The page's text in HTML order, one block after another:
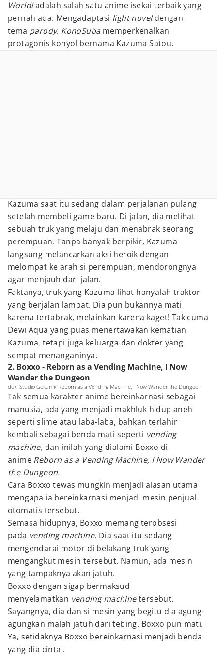
World!adalah salah satu anime isekai terbaik yang
pernah ada. Mengadaptasi light noveldengan
tema parody, KonoSuba memperkenalkan
protagonis konyol bernama Kazuma Satou.
Kazuma saat itu sedang dalam perjalanan pulang
setelah membeli game baru. Di jalan, dia melihat
sebuah truk yang melaju dan menabrak seorang
perempuan. Tanpa banyak berpikir, Kazuma
langsung melancarkan aksi heroik dengan
melompat ke arah si perempuan, mendorongnya
agar menjauh dari jalan.
Faktanya, truk yang Kazuma lihat hanyalah traktor
yang berjalan lambat. Dia pun bukannya mati
karena tertabrak, melainkan karena kaget! Tak cuma
Dewi Aqua yang puas menertawakan kematian
Kazuma, tetapi juga keluarga dan dokter yang
sempat menanganinya.
2. Boxxo - Reborn as a Vending Machine, I Now
Wander the Dungeon
dok. Studio Gokumi/ Reborn as a Vending Machine, I Now Wander the Dungeon
Tak semua karakter anime bereinkarnasi sebagai
manusia, ada yang menjadi makhluk hidup aneh
seperti slime atau laba-laba, bahkan terlahir
kembali sebagai benda mati seperti vending
machine, dan inilah yang dialami Boxxo di
anime Reborn as a Vending Machine, I Now Wander
the Dungeon.
Cara Boxxo tewas mungkin menjadi alasan utama
mengapa ia bereinkarnasi menjadi mesin penjual
otomatis tersebut.
Semasa hidupnya, Boxxo memang terobsesi
pada vending machine. Dia saat itu sedang
mengendarai motor di belakang truk yang
mengangkut mesin tersebut. Namun, ada mesin
yang tampaknya akan jatuh.
Boxxo dengan sigap bermaksud
menyelamatkan vending machinetersebut.
Sayangnya, dia dan si mesin yang begitu dia agung-
agungkan malah jatuh dari tebing. Boxxo pun mati.
Ya, setidaknya Boxxo bereinkarnasi menjadi benda
yang dia cintai.